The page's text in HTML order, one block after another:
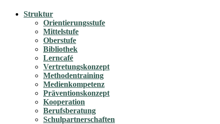
Struktur
Orientierungsstufe
Mittelstufe
Oberstufe
Bibliothek
Lerncafé
Vertretungskonzept
Methodentraining
Medienkompetenz
Präventionskonzept
Kooperation
Berufsberatung
Schulpartnerschaften